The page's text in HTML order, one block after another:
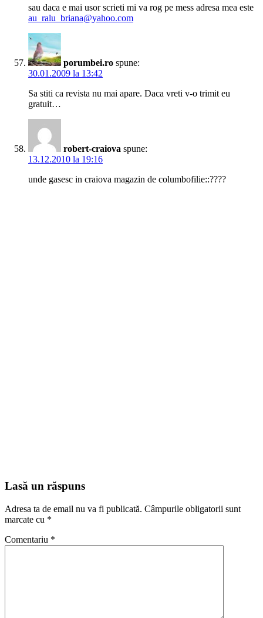
sau daca e mai usor scrieti mi va rog pe mess adresa mea este
au_ralu_briana@yahoo.com
porumbei.ro spune:
30.01.2009 la 13:42
Sa stiti ca revista nu mai apare. Daca vreti v-o trimit eu
gratuit…
robert-craiova spune:
13.12.2010 la 19:16
unde gasesc in craiova magazin de columbofilie::????
Lasă un răspuns
Adresa ta de email nu va fi publicată. Câmpurile obligatorii sunt
marcate cu *
Comentariu *